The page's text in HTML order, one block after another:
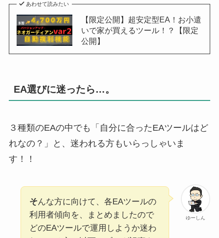
あわせて読みたい
【限定公開】超安定型EA！お小遣
いで家が買えるツール！？【限定
公開】
EA選びに迷ったら…。
３種類のEAの中でも「自分に合ったEAツールはど
れなの？」と、迷われる方もいらっしゃいま
す！！
ゆーしん
そんな方に向けて、各EAツールの
利用者傾向を、まとめましたので
どのEAツールで運用しようか迷わ